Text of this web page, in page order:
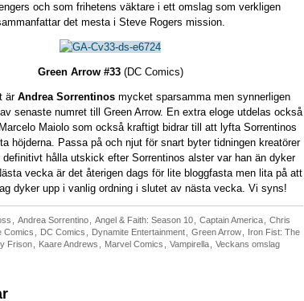
och som frihetens väktare i ett omslag som verkligen
det mesta i Steve Rogers mission.
Green Arrow #33(DC Comics)
är Andrea Sorrentinos mycket sparsamma men synnerligen
senaste numret till Green Arrow. En extra eloge utdelas också
Maiolo som också kraftigt bidrar till att lyfta Sorrentinos
höjderna. Passa på och njut för snart byter tidningen kreatörer
hålla utskick efter Sorrentinos alster var han än dyker
vecka är det återigen dags för lite bloggfasta men lita på att
dyker upp i vanlig ordning i slutet av nästa vecka. Vi syns!
Andrea Sorrentino Angel & Faith: Season 10 Captain America
Chris
Comics DC Comics Dynamite Entertainment Green Arrow
Iron Fist: The
Frison Kaare Andrews Marvel Comics Vampirella Veckans omslag